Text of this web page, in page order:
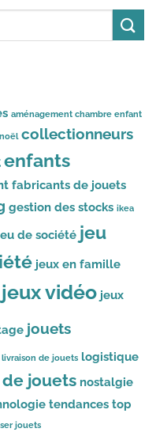
aménagement chambre enfant
collectionneurs
enfants
fabricants de jouets
gestion des stocks ikea
de société jeu
jeux en famille
jeux vidéo jeux
jouets
livraison de jouets logistique
jouets nostalgie
tendances top
jouets